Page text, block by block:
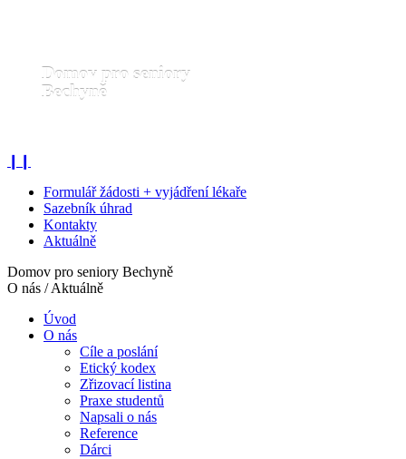
Domov pro seniory
Bechyně
Formulář žádosti + vyjádření lékaře
Sazebník úhrad
Kontakty
Aktuálně
Domov pro seniory Bechyně
O nás / Aktuálně
Úvod
O nás
Cíle a poslání
Etický kodex
Zřizovací listina
Praxe studentů
Napsali o nás
Reference
Dárci